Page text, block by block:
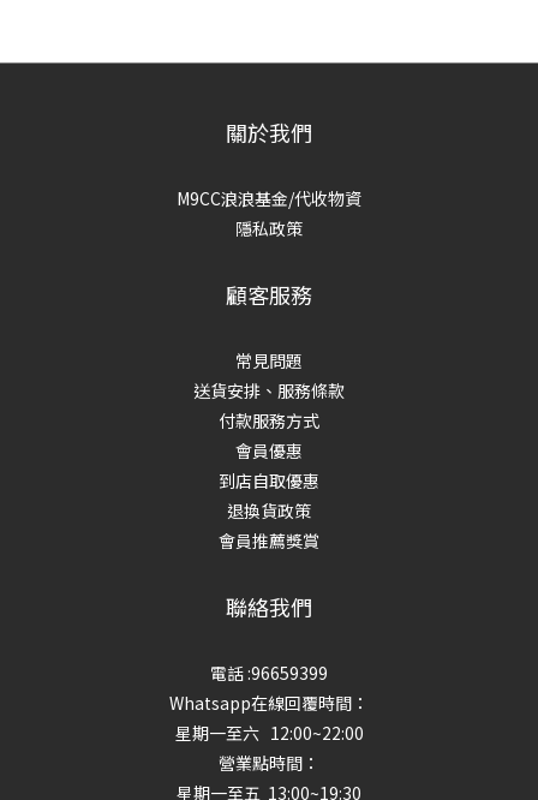
關於我們
M9CC浪浪基金/代收物資
隱私政策
顧客服務
常見問題
送貨安排、服務條款
付款服務方式
會員優惠
到店自取優惠
退換貨政策
會員推薦獎賞
聯絡我們
電話 :96659399
Whatsapp在線回覆時間：
星期一至六 12:00~22:00
營業點時間：
星期一至五 13:00~19:30